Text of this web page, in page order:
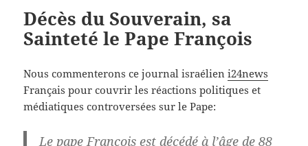
Décès du Souverain, sa
Sainteté le Pape François
Nous commenterons ce journal israélieni24news
Français pour couvrir les réactions politiques et
médiatiques controversées sur le Pape:
Le pape François est décédé à l’âge de 88